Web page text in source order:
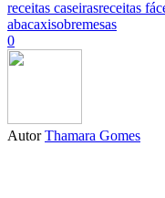
receitas caseirasreceitas
abacaxisobremesas
0
Autor Thamara Gomes